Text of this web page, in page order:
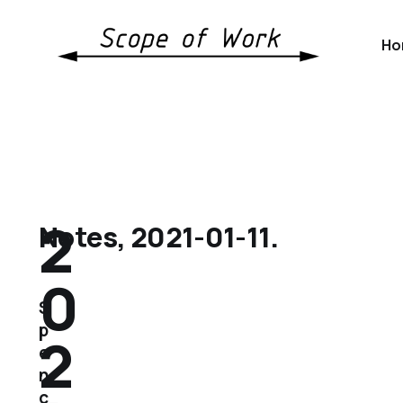
Notes, 2021-01-11.
2
0
2
S
p
e
n
c